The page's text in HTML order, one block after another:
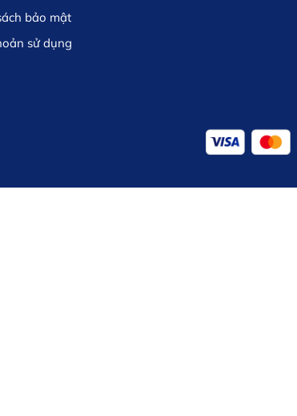
bảo mật
sử dụng